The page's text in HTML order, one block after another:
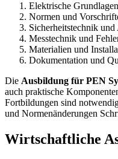
Elektrische
Normen und
Sicherheitstechnik und
Messtechnik und
Materialien und
Dokumentation und
Die Ausbildung für PEN
auch praktische
Fortbildungen sind
und Normenänderungen
Wirtschaftliche